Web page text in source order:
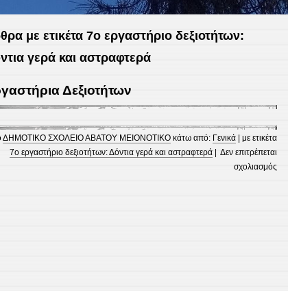
με ετικέτα 7ο εργαστήριο δεξιοτήτων:
γερά και αστραφτερά
Δεξιοτήτων
ΔΗΜΟΤΙΚΟ ΣΧΟΛΕΙΟ ΑΒΑΤΟΥ ΜΕΙΟΝΟΤΙΚΟκάτω από: Γενικά| με ετικέτα
7ο εργαστήριο δεξιοτήτων: Δόντια γερά και αστραφτερά| Δεν επιτρέπεται
σχολιασμόςστο